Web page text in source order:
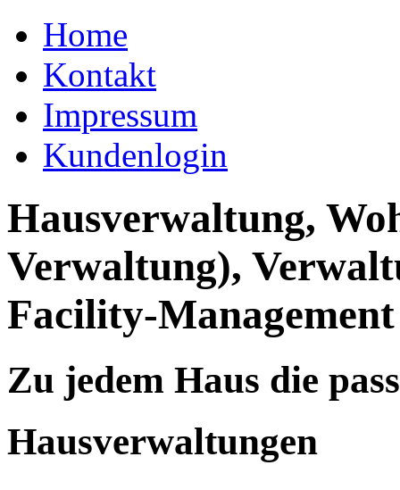
Home
Kontakt
Impressum
Kundenlogin
Hausverwaltung,
Verwaltung),
Facility-Management
Zu jedem Haus die
Hausverwaltungen